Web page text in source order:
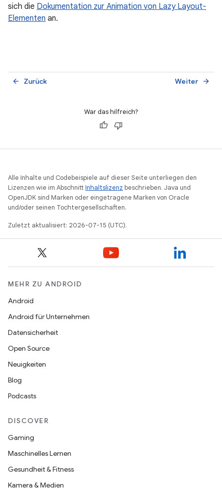
sich die Dokumentation zur Animation von Lazy Layout-
Elementen an.
Zurück
arrow_back Weiter arrow_forward
War das hilfreich?
Alle Inhalte und Codebeispiele auf dieser Seite unterliegen den
Lizenzen wie im AbschnittInhaltslizenz beschrieben. Java und
OpenJDK sind Marken oder eingetragene Marken von Oracle
und/oder seinen Tochtergesellschaften.
Zuletzt aktualisiert: 2026-07-15 (UTC).
MEHR ZU ANDROID
Android
Android für Unternehmen
Datensicherheit
Open Source
Neuigkeiten
Blog
Podcasts
DISCOVER
Gaming
Maschinelles Lernen
Gesundheit & Fitness
Kamera & Medien